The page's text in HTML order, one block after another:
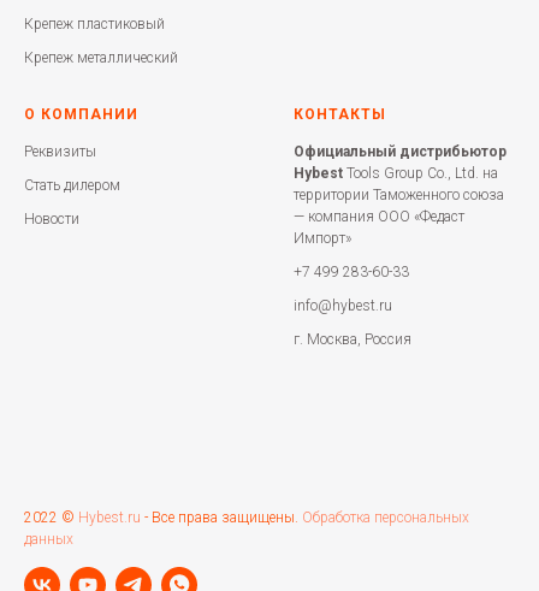
Крепеж пластиковый
Крепеж металлический
О КОМПАНИИ
Реквизиты
Стать дилером
Новости
КОНТАКТЫ
Официальный дистрибьютор
Hybest Tools Group Co., Ltd. на
территории Таможенного союза
— компания ООО «Федаст
Импорт»
+7 499 283-60-33
info@hybest.ru
г. Москва, Россия
2022 © Hybest.ru - Все права защищены. Обработка персональных
данных